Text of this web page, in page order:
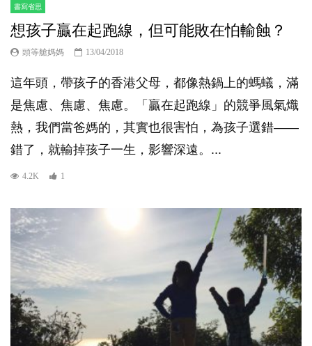
書寫省思
想孩子贏在起跑線，但可能敗在怕輸蝕？
頭等艙媽媽 13/04/2018
這年頭，帶孩子的香港父母，都像熱鍋上的螞蟻，滿
是焦慮、焦慮、焦慮。「贏在起跑線」的競爭風氣熾
熱，我們當爸媽的，其實也很害怕，為孩子選錯——
錯了，就輸掉孩子一生，影響深遠。...
4.2K 1